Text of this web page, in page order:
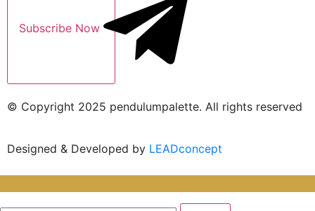
Subscribe Now
© Copyright 2025 pendulumpalette. All rights reserved
Designed & Developed by LEADconcept